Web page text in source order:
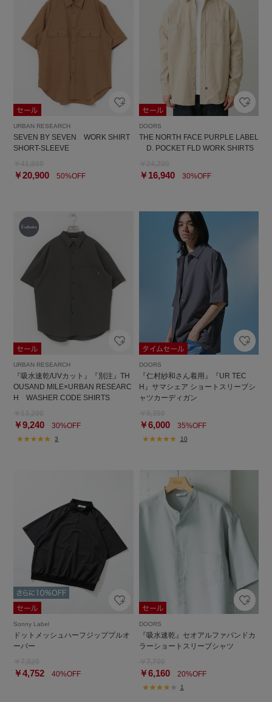
URBAN RESEARCH
SEVEN BY SEVEN WORK SHIRT
SHORT-SLEEVE
￥20,900 50%OFF
DOORS
THE NORTH FACE PURPLE LABEL
D. POCKET FLD WORK SHIRTS
￥16,94030%OFF
URBAN RESEARCH
『吸水速乾/UVカット』『別注』TH
OUSAND MILE×URBAN RESEARC
H WASHER CODE SHIRTS
￥9,240 30%OFF
3
DOORS
『仁村紗和さん着用』『UR TEC
H』サマシェア ショートスリーブシ
ャツカーディガン
￥6,00035%OFF
10
Sonny Label
ドットメッシュハーフジッププルオ
ーバー
￥4,752 40%OFF
DOORS
『吸水速乾』セオアルファバンドカ
ラーショートスリーブシャツ
￥6,16020%OFF
1